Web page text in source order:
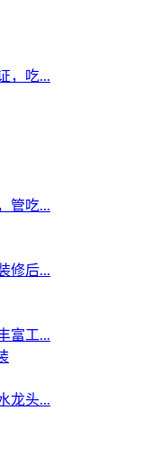
，吃...
管吃...
修后...
富工...
龙头...